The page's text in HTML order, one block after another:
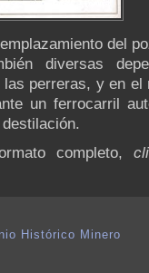
del
diversas
perreras, y en el
un ferrocarril
completo,
Histórico Minero